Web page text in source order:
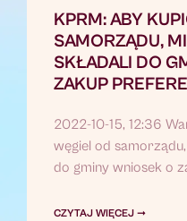
KPRM: ABY
SAMORZĄDU,
SKŁADALI DO
ZAKUP
2022-10-15, 12:36
węgiel od
do gminy wniosek o
CZYTAJ WIĘCEJ ➞